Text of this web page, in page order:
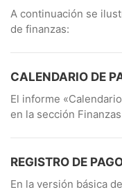
A continuación se
de finanzas:
CALENDARIO DE
El informe
en la sección
REGISTRO DE
En la versión básica